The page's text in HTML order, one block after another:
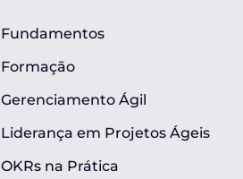
Fundamentos
Formação
Gerenciamento Ágil
Liderança em Projetos Ágeis
OKRs na Prática